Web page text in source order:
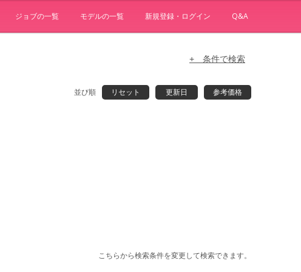
ジョブの一覧 モデルの一覧 新規登録・ログイン Q&A
+ 条件で検索
並び順 リセット 更新日 参考価格
こちらから検索条件を変更して検索できます。